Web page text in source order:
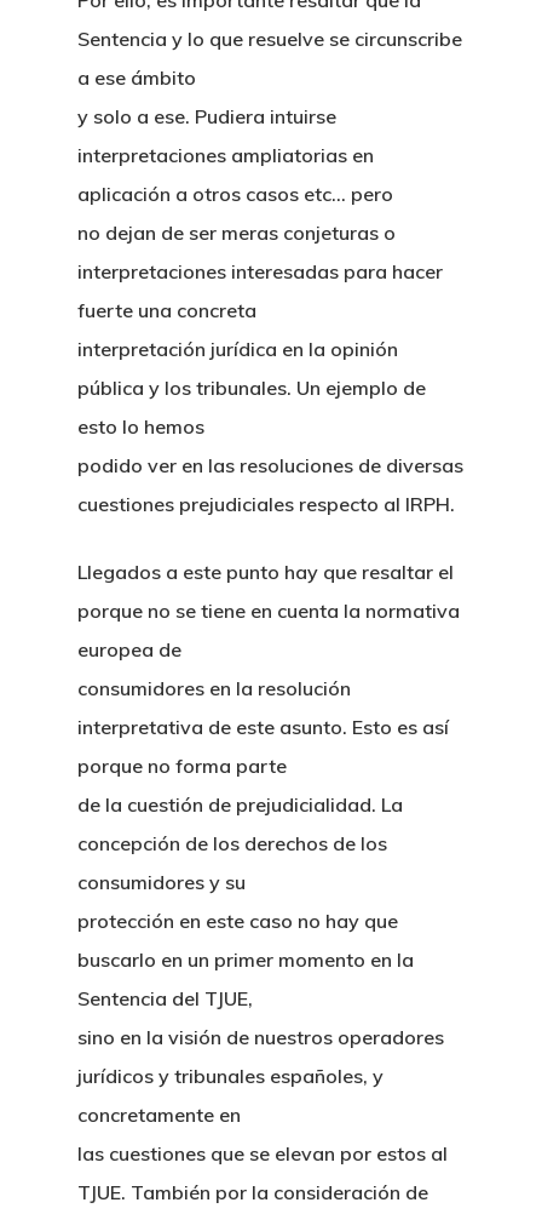
Sentencia y lo que resuelve se circunscribe
a ese ámbito
y solo a ese. Pudiera intuirse
interpretaciones ampliatorias en
aplicación a otros casos etc… pero
no dejan de ser meras conjeturas o
interpretaciones interesadas para hacer
fuerte una concreta
interpretación jurídica en la opinión
pública y los tribunales. Un ejemplo de
esto lo hemos
podido ver en las resoluciones de diversas
cuestiones prejudiciales respecto al IRPH.
Llegados a este punto hay que resaltar el
porque no se tiene en cuenta la normativa
europea de
consumidores en la resolución
interpretativa de este asunto. Esto es así
porque no forma parte
de la cuestión de prejudicialidad. La
concepción de los derechos de los
consumidores y su
protección en este caso no hay que
buscarlo en un primer momento en la
Sentencia del TJUE,
sino en la visión de nuestros operadores
jurídicos y tribunales españoles, y
concretamente en
las cuestiones que se elevan por estos al
TJUE. También por la consideración de
¿Quiénes